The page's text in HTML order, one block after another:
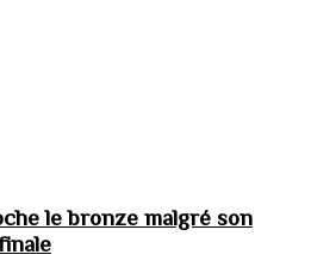
le bronze malgré son